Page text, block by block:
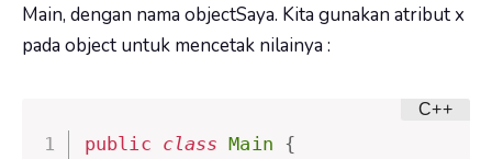
Main, dengan nama objectSaya. Kita gunakan atributx
pada object untuk mencetak nilainya :
public class Main {